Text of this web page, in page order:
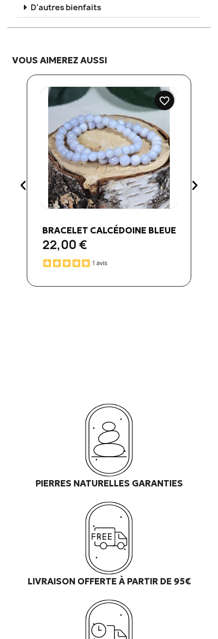
D'autres bienfaits
VOUS AIMEREZ AUSSI
BRACELET CALCÉDOINE BLEUE
22,00 €
1 avis
favorite_border
PIERRES NATURELLES GARANTIES
LIVRAISON OFFERTE À PARTIR DE 95€